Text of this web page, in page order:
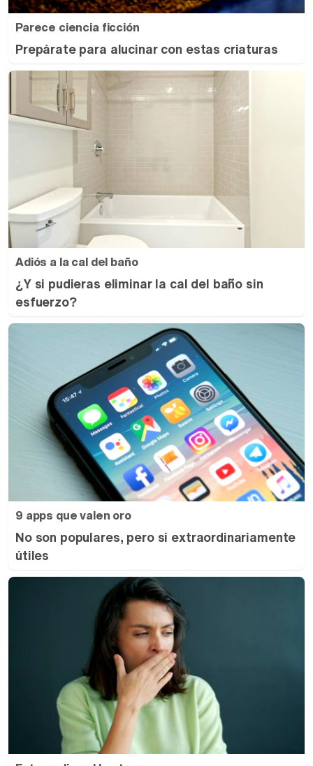
Parece ciencia ficción
Prepárate para alucinar con estas criaturas
Adiós a la cal del baño
¿Y si pudieras eliminar la cal del baño sin
esfuerzo?
9 apps que valen oro
No son populares, pero sí extraordinariamente
útiles